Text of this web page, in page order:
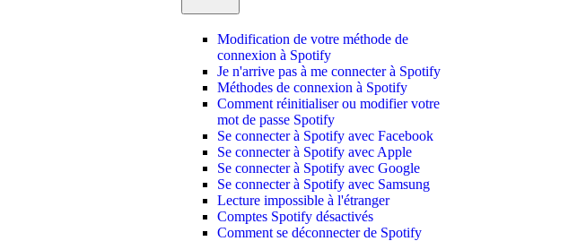
Modification de votre méthode de
connexion à Spotify
Je n'arrive pas à me connecter à Spotify
Méthodes de connexion à Spotify
Comment réinitialiser ou modifier votre
mot de passe Spotify
Se connecter à Spotify avec Facebook
Se connecter à Spotify avec Apple
Se connecter à Spotify avec Google
Se connecter à Spotify avec Samsung
Lecture impossible à l'étranger
Comptes Spotify désactivés
Comment se déconnecter de Spotify